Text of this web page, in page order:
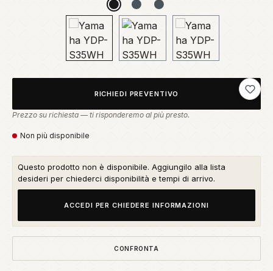
RICHIEDI PREVENTIVO
Prezzo su richiesta — ti risponderemo al più presto.
Non più disponibile
Questo prodotto non è disponibile. Aggiungilo alla lista
desideri per chiederci disponibilità e tempi di arrivo.
ACCEDI PER CHIEDERE INFORMAZIONI
CONFRONTA